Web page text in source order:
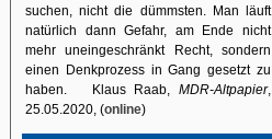
suchen, nicht die dümmsten. Man läuft
natürlich dann Gefahr, am Ende nicht
mehr uneingeschränkt Recht, sondern
einen Denkprozess in Gang gesetzt zu
haben. Klaus Raab, MDR-Altpapier,
25.05.2020, (online)